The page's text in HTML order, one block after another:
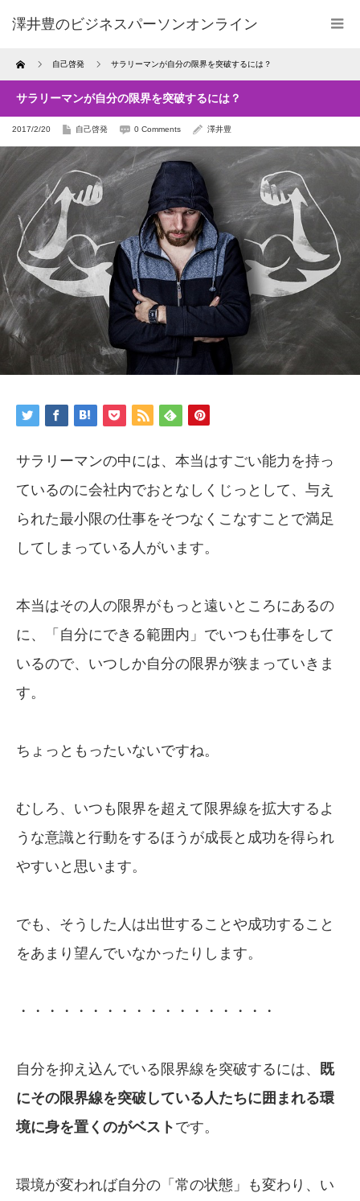
澤井豊のビジネスパーソンオンライン
Home 自己啓発 サラリーマンが自分の限界を突破するには？
サラリーマンが自分の限界を突破するには？
2017/2/20 自己啓発 0 Comments 澤井豊
サラリーマンの中には、本当はすごい能力を持っ
ているのに会社内でおとなしくじっとして、与え
られた最小限の仕事をそつなくこなすことで満足
してしまっている人がいます。
本当はその人の限界がもっと遠いところにあるの
に、「自分にできる範囲内」でいつも仕事をして
いるので、いつしか自分の限界が狭まっていきま
す。
ちょっともったいないですね。
むしろ、いつも限界を超えて限界線を拡大するよ
うな意識と行動をするほうが成長と成功を得られ
やすいと思います。
でも、そうした人は出世することや成功すること
をあまり望んでいなかったりします。
・・・・・・・・・・・・・・・・・・
自分を抑え込んでいる限界線を突破するには、
既
にその限界線を突破している人たちに囲まれる環
境に身を置くのがベスト です。
環境が変われば自分の「常の状態」も変わり、い